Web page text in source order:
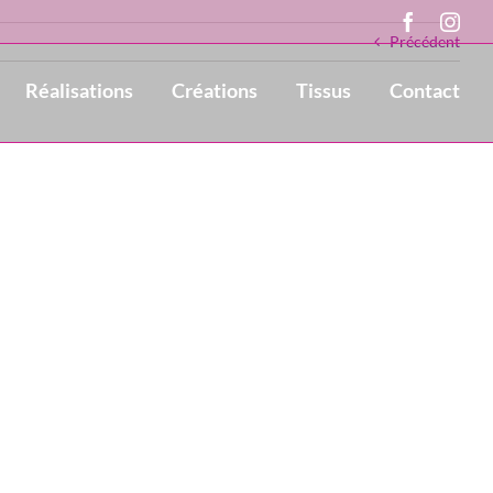
Facebook
Réalisations Créations Tissus Contact
Précédent